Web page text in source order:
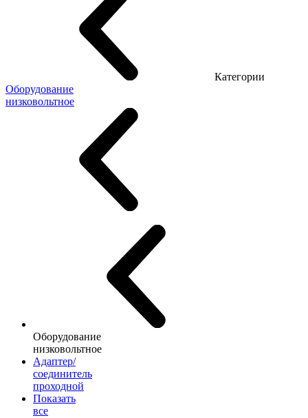
Категории
Оборудование
низковольтное
Оборудование
низковольтное
Адаптер/
соединитель
проходной
Показать
все